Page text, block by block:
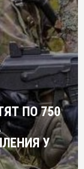
ПО 750
У